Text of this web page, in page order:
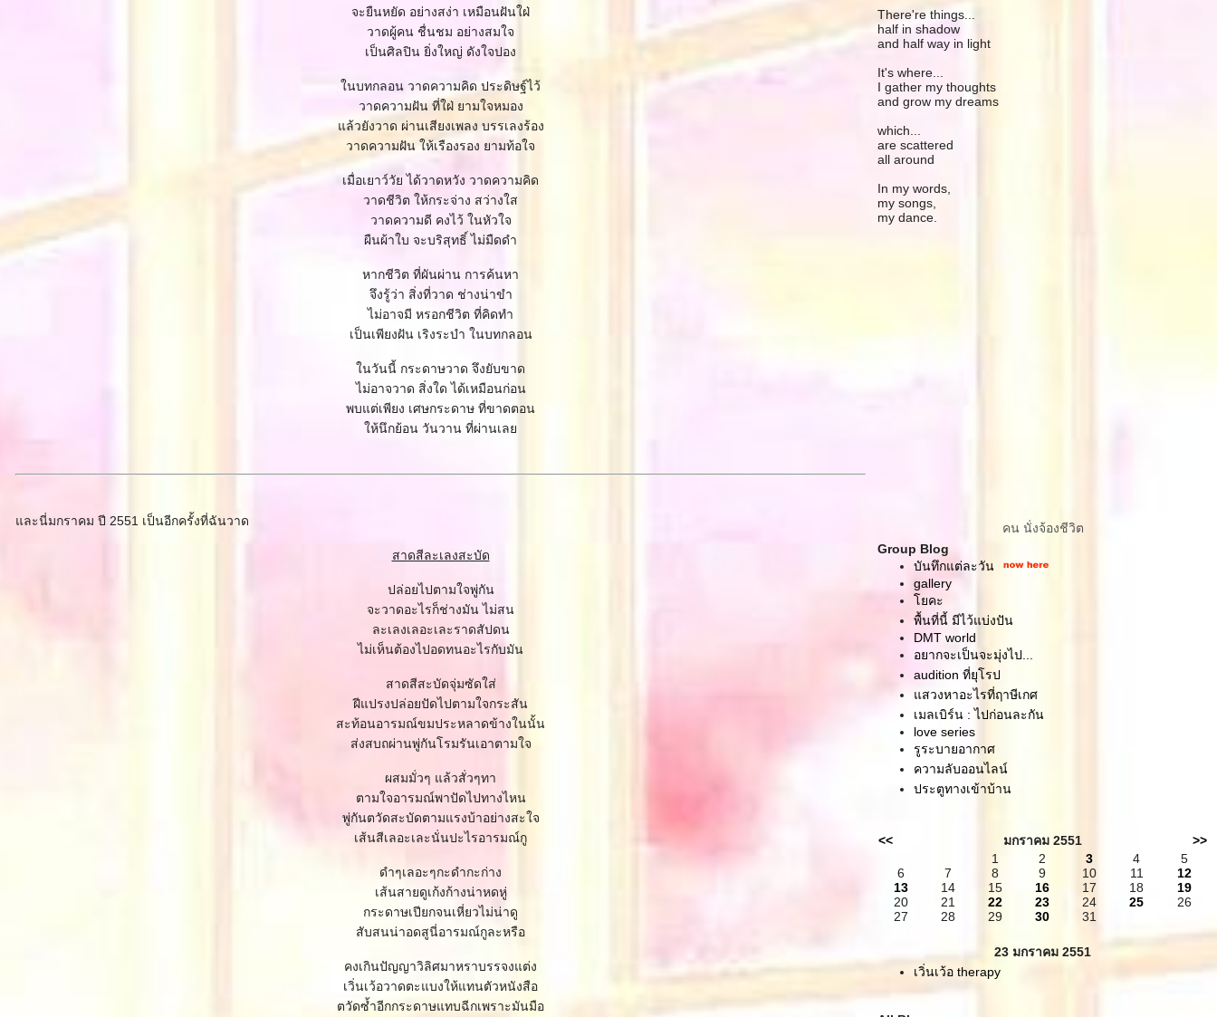
จะยืนหยัด อย่างสง่า เหมือนฝันใฝ่
วาดผู้คน ชื่นชม อย่างสมใจ
เป็นศิลปิน ยิ่งใหญ่ ดังใจปอง
นบทกลอน วาดความคิด ประดิษฐ์ไว้
วาดความฝัน ที่ใฝ่ ยามใจหมอง
ล้วยังวาด ผ่านเสียงเพลง บรรเลงร้อง
วาดความฝัน ให้เรืองรอง ยามท้อใจ
เมื่อเยาว์วัย ได้วาดหวัง วาดความคิด
วาดชีวิต ให้กระจ่าง สว่างใส
วาดความดี คงไว้ ในหัวใจ
ผืนผ้าใบ จะบริสุทธิ์ ไม่มืดดำ
หากชีวิต ที่ผันผ่าน การค้นหา
จึงรู้ว่า สิ่งที่วาด ช่างน่าขำ
ไม่อาจมี หรอกชีวิต ที่คิดทำ
เป็นเพียงฝัน เริงระบำ ในบทกลอน
นวันนี้ กระดาษวาด จึงยับขาด
ไม่อาจวาด สิ่งใด ได้เหมือนก่อน
พบแต่เพียง เศษกระดาษ ที่ขาดตอน
ห้นึกย้อน วันวาน ที่ผ่านเล
ละนี่มกราคม ปี 2551 เป็นอีกครั้งที่ฉันวาด
สาดสีละเลงสะบัด
ปล่อยไปตามใจพู่กัน
จะวาดอะไรก็ช่างมัน ไม่สน
ละเลงเลอะเละราดสัปดน
ไม่เห็นต้องไปอดทนอะไรกับมัน
สาดสีสะบัดจุ่มซัดใส่
ฝีแปรงปล่อยปัดไปตามใจกระสัน
สะท้อนอารมณ์ขมประหลาดข้างในนั้น
ส่งสบถผ่านพู่กันโรมรันเอาตามใจ
ผสมมั่วๆ แล้วสั่วๆทา
ตามใจอารมณ์พาปัดไปทางไหน
พู่กันตวัดสะบัดตามแรงบ้าอย่างสะใจ
เส้นสีเลอะเละนั่นปะไรอารมณ์กู
ดำๆเลอะๆกะดำกะก่าง
เส้นสายดูเก้งก้างน่าหดหู่
กระดาษเปียกจนเหี่ยวไม่น่าดู
สับสนน่าอดสูนี่อารมณ์กูละหรือ
คงเกินปัญญาวิลิศมาหราบรรจงแต่ง
เวิ่นเว้อวาดตะแบงให้แทนตัวหนังสือ
ตวัดซ้ำอีกกระดาษแทบฉีกเพราะมันมือ
There're things...
half in shadow
and half way in light
It's where...
I gather my thoughts
and grow my dreams
which...
are scattered
all around
In my words,
my songs,
my dance.
คน นั่งจ้องชีวิต
Group Blog
บันทึกแต่ละวัน
gallery
คะ
พื้นที่นี้ มีไว้แบ่งปัน
DMT world
อยากจะเป็นจะมุ่งไป...
audition ที่ยุโรป
สวงหาอะไรที่ฤาษีเกศ
เมลเบิร์น : ไปก่อนละกัน
love series
รูระบายอากาศ
ความลับออนไลน์
ประตูทางเข้าบ้าน
<< มกราคม 2551
>>
1
2 3 4
5
6
7 8 9 10 11
12
13
14 15 16 17 18
19
20
21 22 23 24 25
26
27
28 29 30 31
23 มกราคม 2551
เวิ่นเว้อ therapy